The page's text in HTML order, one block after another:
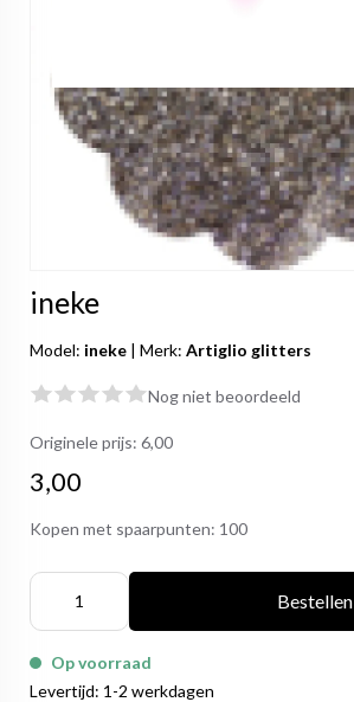
ineke
Model: ineke | Merk: Artiglio glitters
Nog niet beoordeeld
Originele prijs: 6,00
3,00
Kopen met spaarpunten: 100
Bestellen
Op voorraad
Levertijd: 1-2 werkdagen